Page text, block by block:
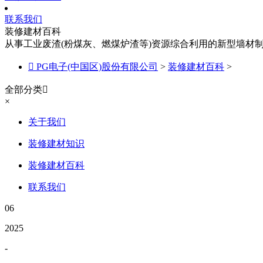
联系我们
装修建材百科
从事工业废渣(粉煤灰、燃煤炉渣等)资源综合利用的新型墙材
 PG电子(中国区)股份有限公司 > 装修建材百科 >
全部分类
×
关于我们
装修建材知识
装修建材百科
联系我们
06
2025
-